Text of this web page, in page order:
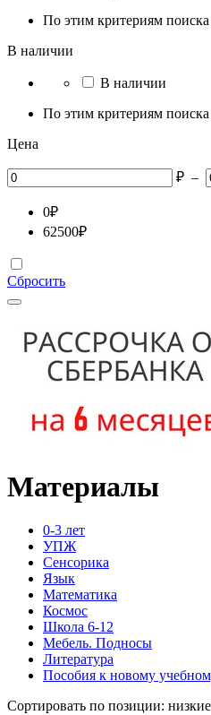
По этим критериям
В наличии
В наличии
По этим критериям
Цена
₽ –
0₽
62500₽
Сбросить
Материалы
0-3 лет
УПЖ
Сенсорика
Язык
Математика
Космос
Школа 6-12
Мебель. Подносы
Литература
Пособия к новому
Сортировать по позиции: